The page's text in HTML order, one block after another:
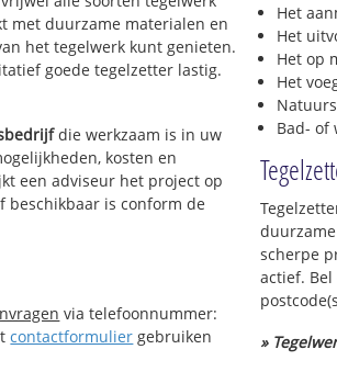
met duurzame materialen en
het tegelwerk kunt genieten.
goede tegelzetter lastig.
die werkzaam is in uw
kosten en
een adviseur het project op
beschikbaar is conform de
via telefoonnummer:
contactformulier gebruiken
Het
Het
Het op
Het
Bad- of
scherpe
actief.
»